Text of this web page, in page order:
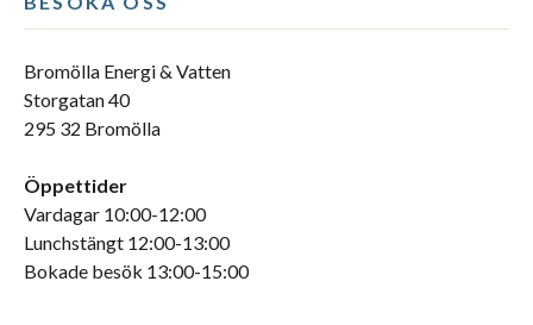
Bromölla Energi & Vatten
Storgatan 40
295 32 Bromölla
Öppettider
Vardagar 10:00-12:00
Lunchstängt 12:00-13:00
Bokade besök 13:00-15:00